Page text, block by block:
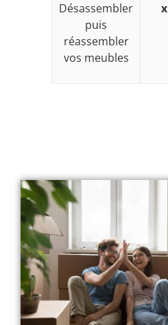
Désassembler
puis
réassembler
vos meubles
x